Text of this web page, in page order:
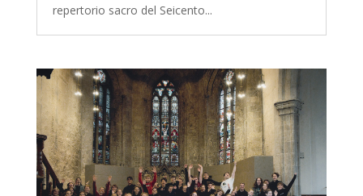
repertorio sacro del Seicento...